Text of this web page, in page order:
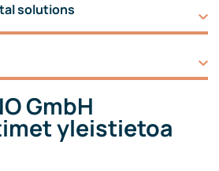
solutions
GmbH
yleistietoa